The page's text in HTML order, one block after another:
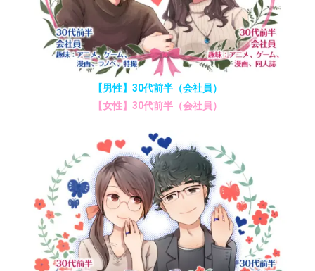
【男性】30代前半（会社員）
【女性】30代前半（会社員）